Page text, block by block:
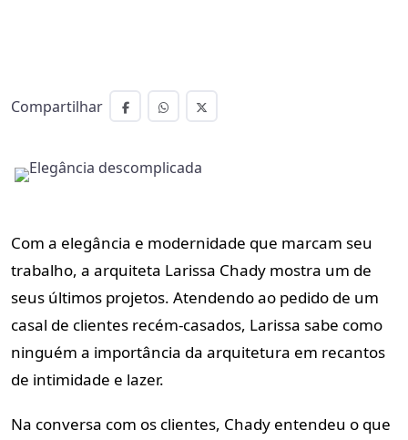
Compartilhar
Com a elegância e modernidade que marcam seu
trabalho, a arquiteta Larissa Chady mostra um de
seus últimos projetos. Atendendo ao pedido de um
casal de clientes recém-casados, Larissa sabe como
ninguém a importância da arquitetura em recantos
de intimidade e lazer.
Na conversa com os clientes, Chady entendeu o que